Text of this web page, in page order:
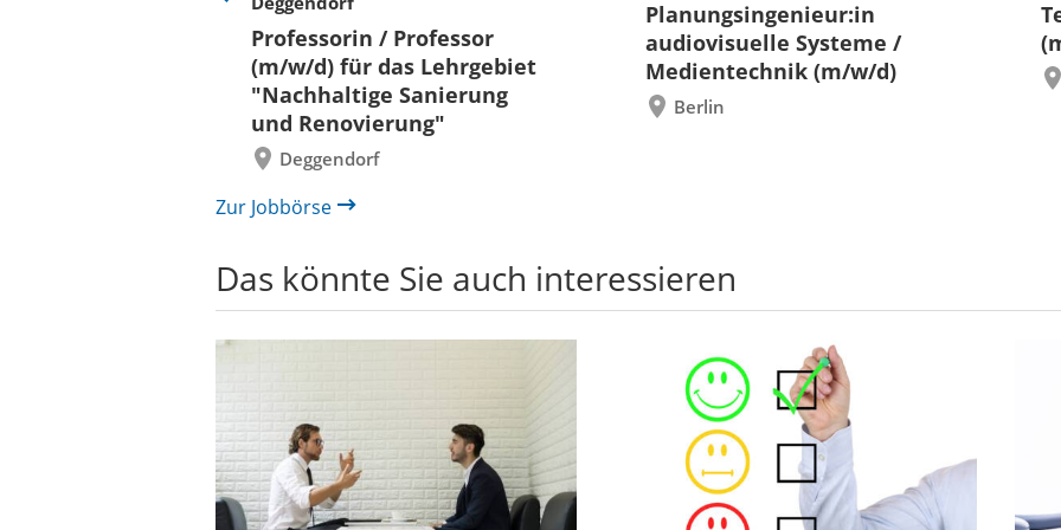
Professorin / Professor
(m/w/d) für das Lehrgebiet
"Nachhaltige Sanierung
und Renovierung"
Deggendorf
Planungsingenieur:in
audiovisuelle Systeme /
Medientechnik (m/w/d)
Berlin
Eine
Folie
zurück
Zur Jobbörse
Das könnte Sie auch interessieren